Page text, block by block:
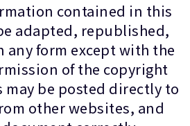
contained in this
adapted, republished,
any form except with the
of the copyright
be posted directly to
other websites, and